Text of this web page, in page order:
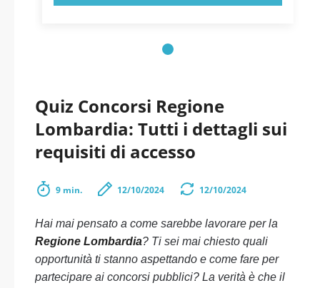
Quiz Concorsi Regione
Lombardia: Tutti i dettagli sui
requisiti di accesso
9 min. 12/10/2024 12/10/2024
Hai mai pensato a come sarebbe lavorare per la
Regione Lombardia? Ti sei mai chiesto quali
opportunità ti stanno aspettando e come fare per
partecipare ai concorsi pubblici? La verità è che il